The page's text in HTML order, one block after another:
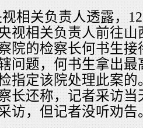
相关负责人透露，
视相关负责人前往
院的检察长何书生
问题，何书生拿出
指定该院处理此案
长还称，记者采访
访，但记者没听劝告